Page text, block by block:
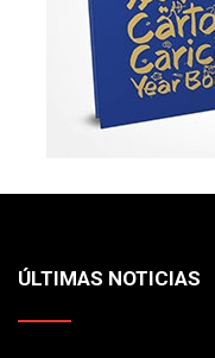
ÚLTIMAS NOTICIAS